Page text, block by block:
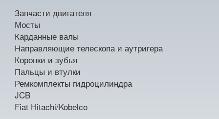
Запчасти двигателя
Мосты
Карданные валы
Направляющие телескопа и аутригера
Коронки и зубья
Пальцы и втулки
Ремкомплекты гидроцилиндра
JCB
Fiat Hitachi/Kobelco